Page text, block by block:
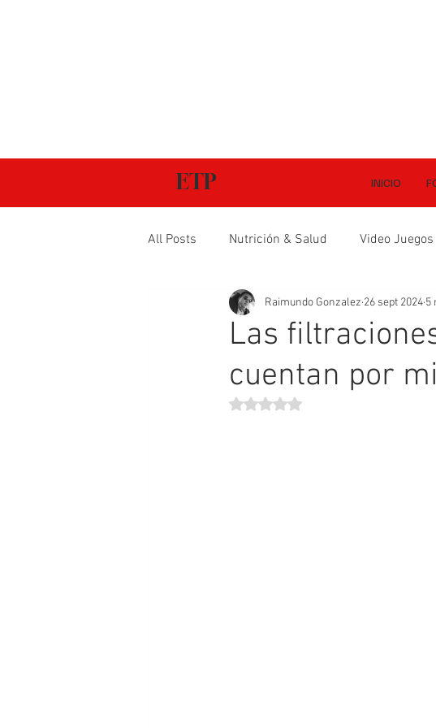
INICIO
ETP
All Posts Nutrición & Salud Video Juegos
Las
cuentan por
Raimundo Gonzalez 26 sept 2024 5
Obtuvo NaN de 5 estrellas.